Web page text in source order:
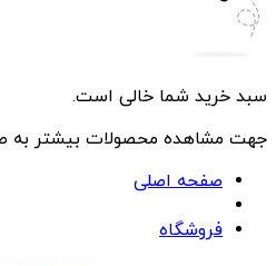
سبد خرید شما خالی است.
جهت مشاهده محصولات بیشتر به
صفحه اصلی
فروشگاه